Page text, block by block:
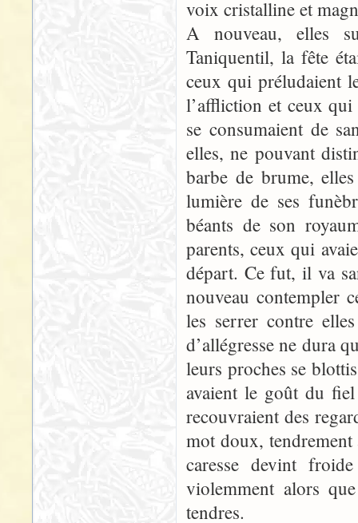
voix cristalline et
A nouveau, elles
Taniquentil, la fête
ceux qui préludaient
l’affliction et ceux qui
se consumaient de
elles, ne pouvant
barbe de brume,
lumière de ses
béants de son
parents, ceux qui
départ. Ce fut, il va
nouveau contempler
les serrer contre
d’allégresse ne dura
leurs proches se
avaient le goût du
recouvraient des
mot doux,
caresse devint
violemment alors
tendres.